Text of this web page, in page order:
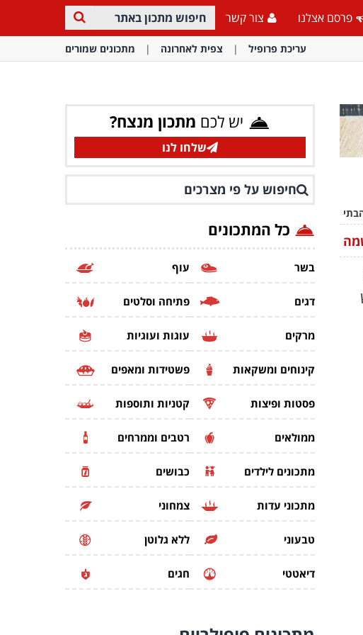
פרסם אצלנו צור קשר
עריכת פרופיל צפית לאחרונה מתכונים שמורים
יש לכם מתכון מנצח?
שלחו לנו
חיפוש על פי מצרכים
כל המתכונים
בשר עוף
דגים פתיחה וסלטים
מרקים עוגות ועוגיות
קינוחים ומשקאות פשטידות ומאפים
פסטות ופיצות קטניות ותוספות
ממולאים רטבים וממרחים
מתכונים לילדים כבושים
מתכוני עדות צמחוני
טבעוני ללא גלוטן
דיאטטי חגים